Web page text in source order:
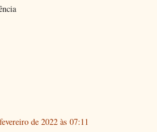
de 2022 às 07:11